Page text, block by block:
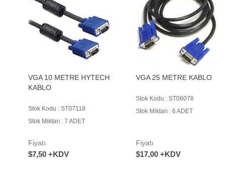
VGA 10 METRE HYTECH
KABLO
Stok Kodu : ST07118
Stok Miktarı : 7 ADET
Fiyatı
$7,50 +KDV
VGA 25 METRE KABLO
Stok Kodu : ST06078
Stok Miktarı : 6 ADET
Fiyatı
$17,00 +KDV